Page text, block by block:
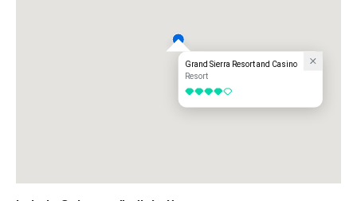
Grand Sierra Resort and Casino
Resort
4 von 5